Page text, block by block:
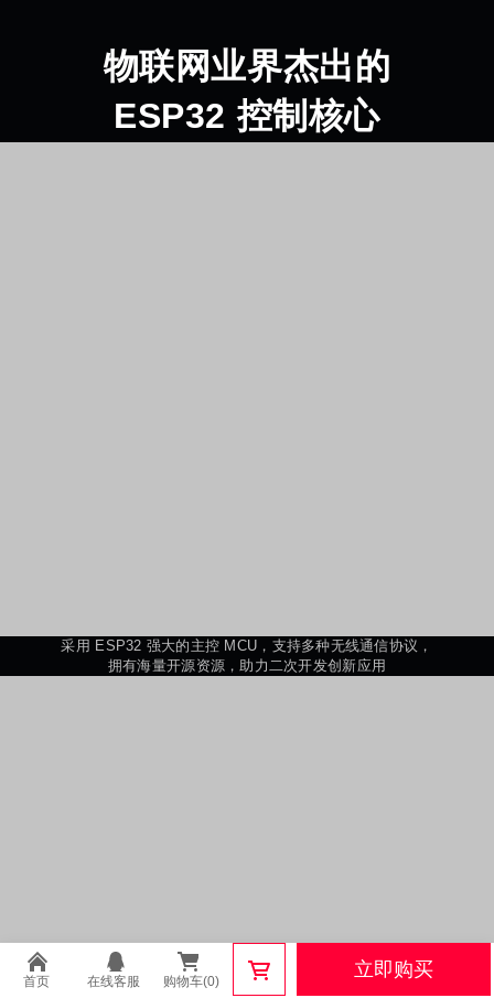
物联网业界杰出的
ESP32 控制核心
采用 ESP32 强大的主控 MCU，支持多种无线通信协议，
拥有海量开源资源，助力二次开发创新应用
首页 在线客服 购物车(0)
立即购买